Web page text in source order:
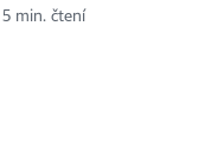
5 min. čtení